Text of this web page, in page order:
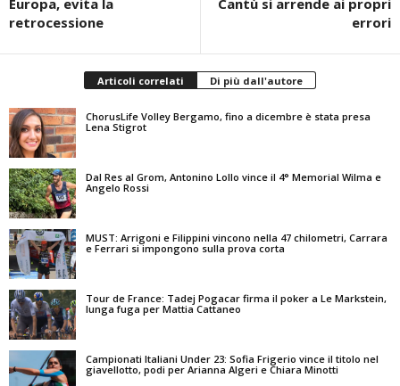
retrocessione
errori
Articoli correlati Di più dall'autore
ChorusLife Volley Bergamo, fino a dicembre è stata presa
Lena Stigrot
Dal Res al Grom, Antonino Lollo vince il 4° Memorial Wilma e
Angelo Rossi
MUST: Arrigoni e Filippini vincono nella 47 chilometri, Carrara
e Ferrari si impongono sulla prova corta
Tour de France: Tadej Pogacar firma il poker a Le Markstein,
lunga fuga per Mattia Cattaneo
Campionati Italiani Under 23: Sofia Frigerio vince il titolo nel
giavellotto, podi per Arianna Algeri e Chiara Minotti